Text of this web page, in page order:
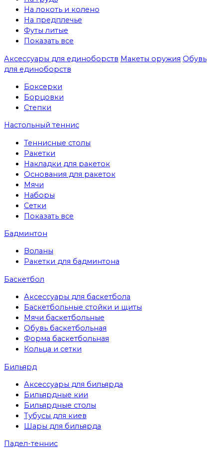
На локоть и колено
На предплечье
Футы литые
Показать все
Аксессуары для единоборств Макеты оружия Обувь
для единоборств
Боксерки
Борцовки
Степки
Настольный теннис
Теннисные столы
Ракетки
Накладки для ракеток
Основания для ракеток
Мячи
Наборы
Сетки
Показать все
Бадминтон
Воланы
Ракетки для бадминтона
Баскетбол
Аксессуары для баскетбола
Баскетбольные стойки и щиты
Мячи баскетбольные
Обувь баскетбольная
Форма баскетбольная
Кольца и сетки
Бильярд
Аксессуары для бильярда
Бильярдные кии
Бильярдные столы
Тубусы для киев
Шары для бильярда
Падел-теннис